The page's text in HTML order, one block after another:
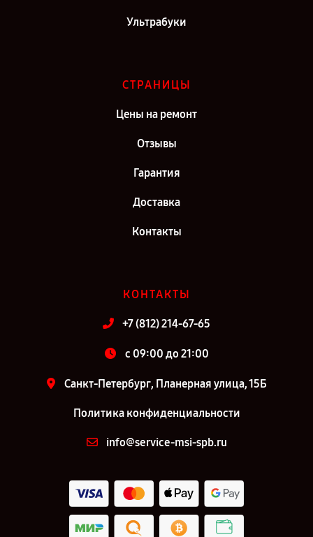
Ультрабуки
СТРАНИЦЫ
Цены на ремонт
Отзывы
Гарантия
Доставка
Контакты
КОНТАКТЫ
+7 (812) 214-67-65
c 09:00 до 21:00
Санкт-Петербург, Планерная улица, 15Б
Политика конфиденциальности
info@service-msi-spb.ru